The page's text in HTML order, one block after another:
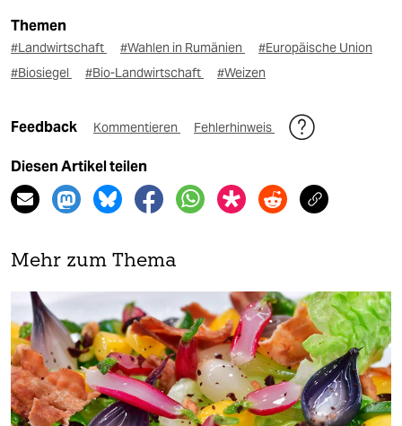
Themen
#Landwirtschaft #Wahlen in Rumänien
#Europäische Union
#Biosiegel
#Bio-Landwirtschaft #Weizen
Feedback Kommentieren Fehlerhinweis
Diesen Artikel teilen
Mehr zum Thema